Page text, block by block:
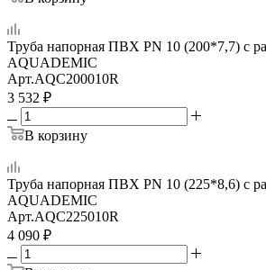
Труба напорная ПВХ PN 10 (200*7,7) с
AQUADEMIC
Арт.AQC200010R
3 532 ₽
В корзину
Труба напорная ПВХ PN 10 (225*8,6) с
AQUADEMIC
Арт.AQC225010R
4 090 ₽